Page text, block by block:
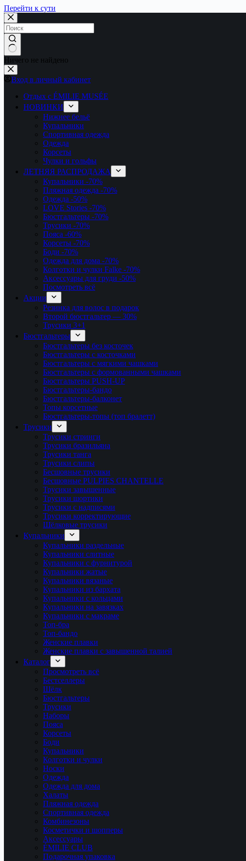
Перейти к сути
Ничего не найдено
Вход в личный кабинет
Отдых с ÉMILIE MUSÉE
НОВИНКИ
Нижнее бельё
Купальники
Спортивная одежда
Одежда
Корсеты
Чулки и гольфы
ЛЕТНЯЯ РАСПРОДАЖА
Купальники -70%
Пляжная одежда -70%
Одежда -50%
LOVE Stories -70%
Бюстгальтеры -70%
Трусики -70%
Пояса -60%
Корсеты -70%
Боди -70%
Одежда для дома -70%
Колготки и чулки Falke -70%
Аксессуары для груди -50%
Посмотреть всё
Акции
Резинка для волос в подарок
Второй бюстгальтер — 30%
Трусики 3+1
Бюстгальтеры
Бюстгальтеры без косточек
Бюстгальтеры с косточками
Бюстгальтеры с мягкими чашками
Бюстгальтеры с формованными чашками
Бюстгальтеры PUSH-UP
Бюстгальтеры-бандо
Бюстгальтеры-балконет
Топы корсетные
Бюстгальтеры-топы (топ бралетт)
Трусики
Трусики стринги
Трусики бразильяна
Трусики танга
Трусики слипы
Бесшовные трусики
Бесшовные PULPIES CHANTELLE
Трусики завышенные
Трусики шортики
Трусики с надписями
Трусики корректирующие
Шёлковые трусики
Купальники
Купальники раздельные
Купальники слитные
Купальники с фурнитурой
Купальники жатые
Купальники вязаные
Купальники из бархата
Купальники с кольцами
Купальники на завязках
Купальники с макраме
Топ-бра
Топ-бандо
Женские плавки
Женские плавки с завышенной талией
Каталог
Просмотреть всё
Бестселлеры
Шёлк
Бюстгальтеры
Трусики
Наборы
Пояса
Корсеты
Боди
Купальники
Колготки и чулки
Носки
Одежда
Одежда для дома
Халаты
Пляжная одежда
Спортивная одежда
Комбинезоны
Косметички и шопперы
Аксессуары
ÉMILIE CLUB
Подарочная упаковка